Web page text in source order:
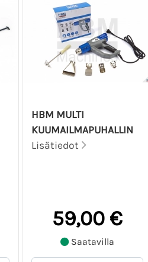
HBM MULTI
KUUMAILMAPUHALLIN
Lisätiedot
59,00 €
Saatavilla